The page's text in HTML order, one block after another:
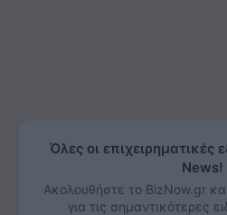
Όλες οι επιχειρηματικές
News!
Ακολουθήστε το BizNow.gr
για τις σημαντικότερες